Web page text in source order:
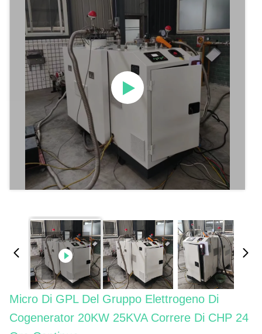
Micro Di GPL Del Gruppo Elettrogeno Di
Cogenerator 20KW 25KVA Correre Di CHP 24